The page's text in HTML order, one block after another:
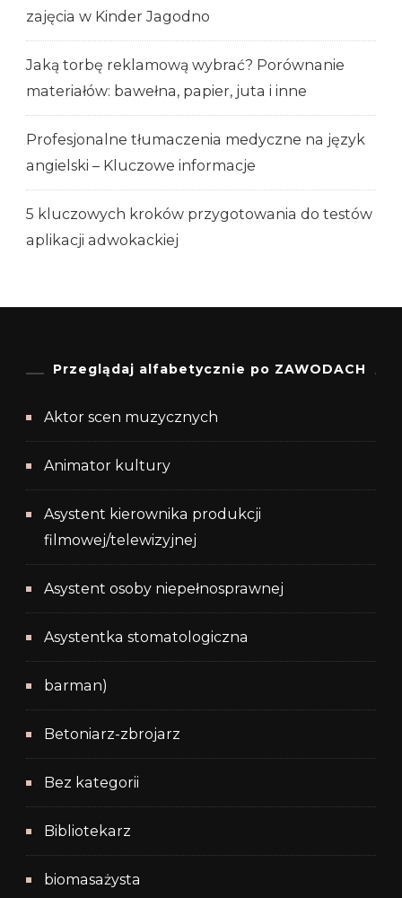
zajęcia w Kinder Jagodno
Jaką torbę reklamową wybrać? Porównanie
materiałów: bawełna, papier, juta i inne
Profesjonalne tłumaczenia medyczne na język
angielski – Kluczowe informacje
5 kluczowych kroków przygotowania do testów
aplikacji adwokackiej
Przeglądaj alfabetycznie po ZAWODACH
Aktor scen muzycznych
Animator kultury
Asystent kierownika produkcji
filmowej/telewizyjnej
Asystent osoby niepełnosprawnej
Asystentka stomatologiczna
barman)
Betoniarz-zbrojarz
Bez kategorii
Bibliotekarz
biomasażysta